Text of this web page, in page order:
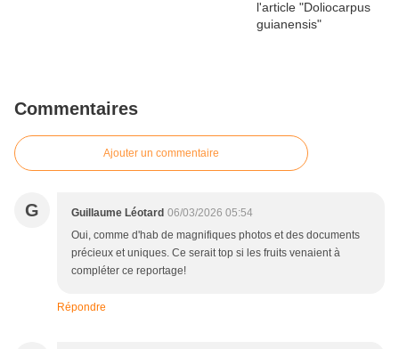
Commentaires
Ajouter un commentaire
G Guillaume Léotard 06/03/2026 05:54
Oui, comme d'hab de magnifiques photos et des documents
précieux et uniques. Ce serait top si les fruits venaient à
compléter ce reportage!
Répondre